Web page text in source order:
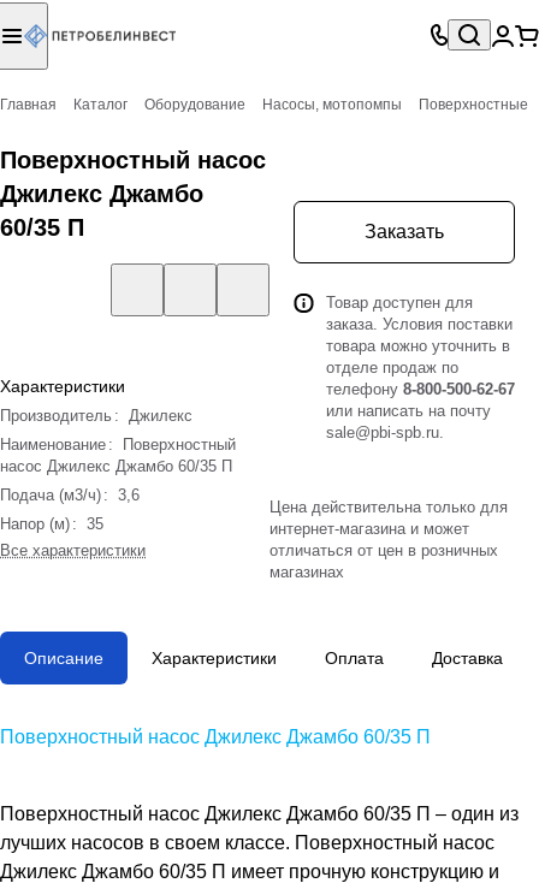
Главная Каталог Оборудование Насосы, мотопомпы Поверхностные
Поверхностный насос
Джилекс Джамбо
60/35 П
Характеристики
Производитель : Джилекс
Наименование :
Поверхностный
насос Джилекс Джамбо 60/35 П
Подача (м3/ч) : 3,6
Напор (м) : 35
Все характеристики
Заказать
Товар доступен для
заказа. Условия поставки
товара можно уточнить в
отделе продаж по
телефону 8-800-500-62-67
или написать на почту
sale@pbi-spb.ru.
Цена действительна только для
интернет-магазина и может
отличаться от цен в розничных
магазинах
Описание Характеристики Оплата Доставка
Поверхностный насос Джилекс Джамбо 60/35 П
Поверхностный насос Джилекс Джамбо 60/35 П – один из
лучших насосов в своем классе. Поверхностный насос
Джилекс Джамбо 60/35 П имеет прочную конструкцию и